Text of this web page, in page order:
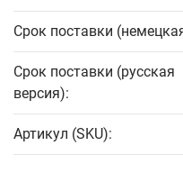
Срок поставки
Срок поставки (русская
версия):
Артикул (SKU):